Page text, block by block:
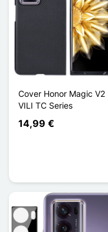
Cover Honor Magic V2
VILI TC Series
14,99 €